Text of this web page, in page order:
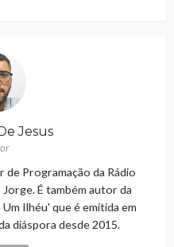
Jesus
Programação da Rádio
Jorge. É também autor da
Ilhéu' que é emitida em
diáspora desde 2015.